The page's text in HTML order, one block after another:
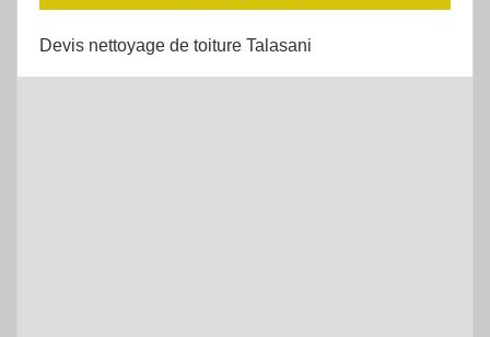
Devis nettoyage de toiture Talasani